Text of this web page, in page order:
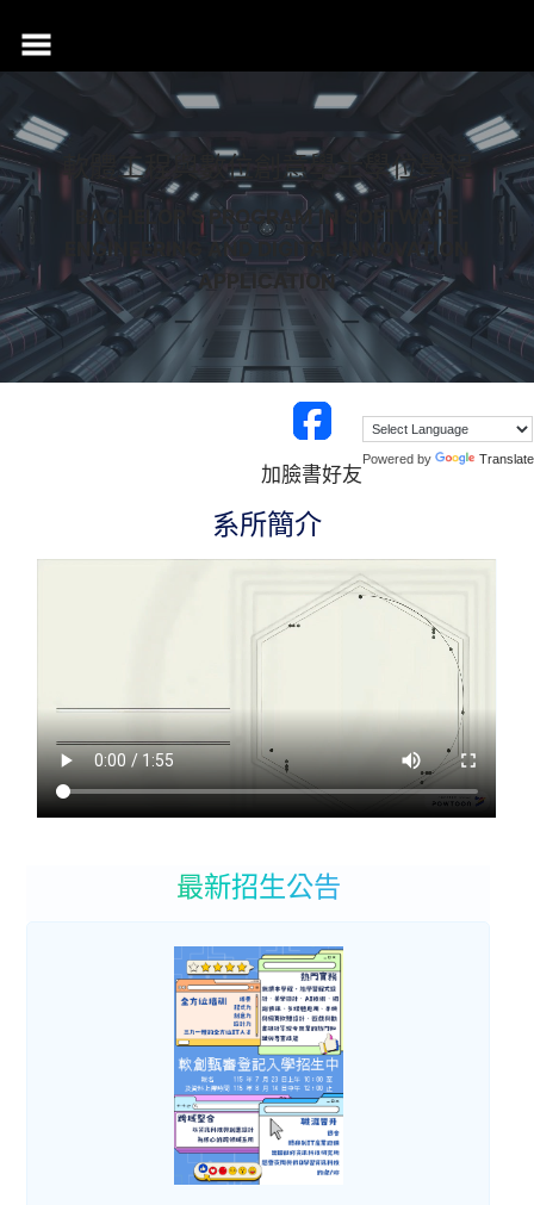
主
內
容
軟體工程與數位創意學士學位學程
BACHELOR'S PROGRAM IN SOFTWARE
ENGINEERING AND DIGITAL INNOVATION
APPLICATION
加臉書好友
Powered by Translate
系所簡介
最新招生公告